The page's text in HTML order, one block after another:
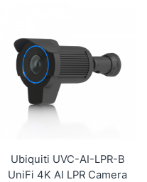
proof
4K
PoE
dome
camera
(Black)
Ubiquiti UVC-AI-LPR-B
UniFi 4K AI LPR Camera